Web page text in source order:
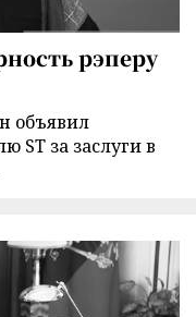
рэперу
объявил
ST за заслуги в